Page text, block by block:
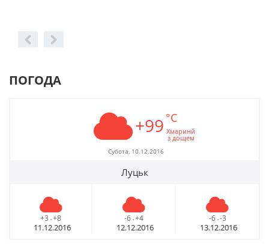
ПОГОДА
+99 °C
Хмаринй
з дощем
Субота, 10.12.2016
Луцьк
+3 - +8
11.12.2016
-6 - +4
12.12.2016
-6 - -3
13.12.2016